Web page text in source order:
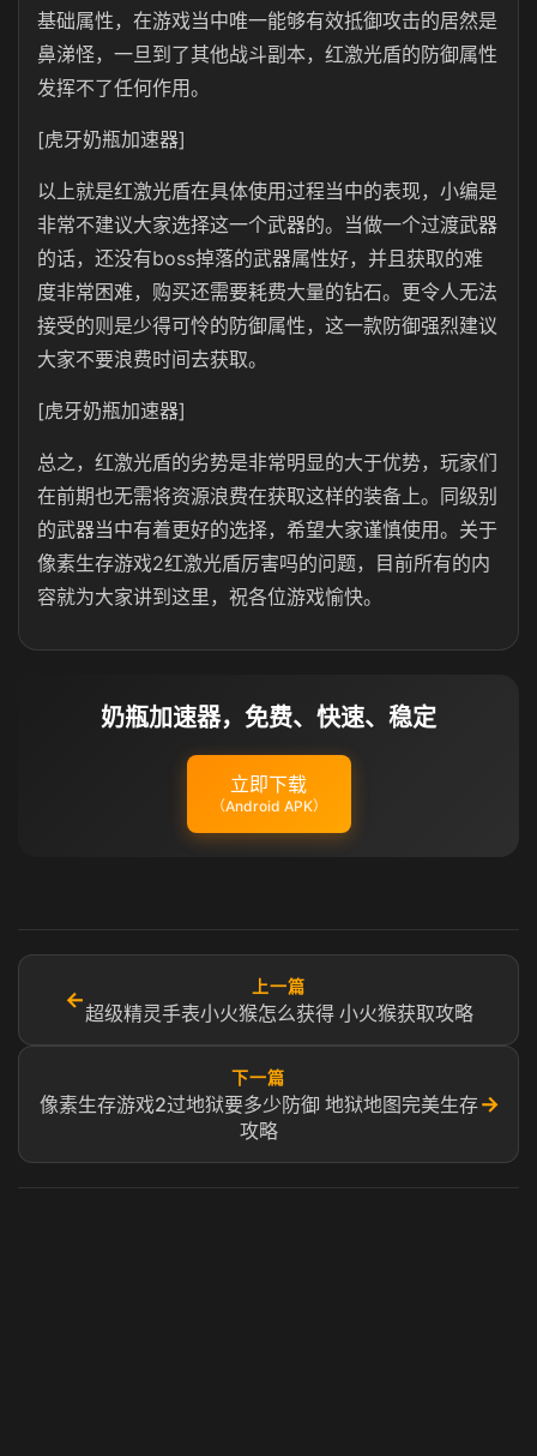
基础属性，在游戏当中唯一能够有效抵御攻击的居然是
鼻涕怪，一旦到了其他战斗副本，红激光盾的防御属性
发挥不了任何作用。
[虎牙奶瓶加速器]
以上就是红激光盾在具体使用过程当中的表现，小编是
非常不建议大家选择这一个武器的。当做一个过渡武器
的话，还没有boss掉落的武器属性好，并且获取的难
度非常困难，购买还需要耗费大量的钻石。更令人无法
接受的则是少得可怜的防御属性，这一款防御强烈建议
大家不要浪费时间去获取。
[虎牙奶瓶加速器]
总之，红激光盾的劣势是非常明显的大于优势，玩家们
在前期也无需将资源浪费在获取这样的装备上。同级别
的武器当中有着更好的选择，希望大家谨慎使用。关于
像素生存游戏2红激光盾厉害吗的问题，目前所有的内
容就为大家讲到这里，祝各位游戏愉快。
奶瓶加速器，免费、快速、稳定
立即下载
（Android APK）
←
上一篇
超级精灵手表小火猴怎么获得 小火猴获取攻略
下一篇
像素生存游戏2过地狱要多少防御 地狱地图完美生存
攻略
→